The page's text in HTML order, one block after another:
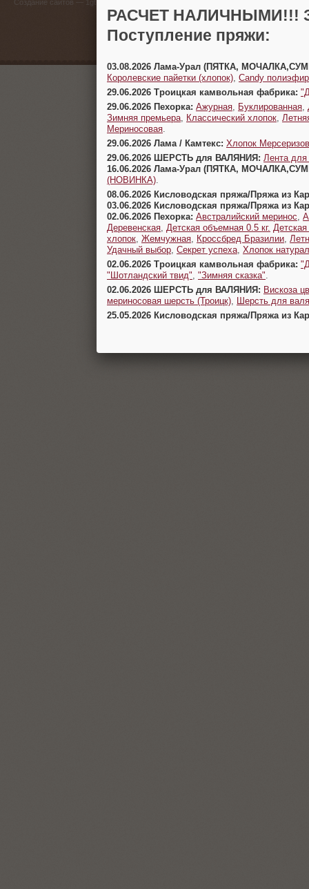
Создание сайтов — 1gt.ru (383)
г.
РАСЧЕТ НАЛИЧНЫМИ!!!
Поступление пряжи:
03.08.2026 Лама-Урал (ПЯТКА,
Королевские пайетки (хлопок) Candy
29.06.2026 Троицкая камвольная фабрика:
29.06.2026 Пехорка: Ажурная Буклированная
Зимняя премьера
Классический хлопок
Мериносовая
29.06.2026 Лама / Камтекс: Хлопок
29.06.2026 ШЕРСТЬ для ВАЛЯНИЯ: Лента для
16.06.2026 Лама-Урал (ПЯТКА,
(НОВИНКА)
08.06.2026 Кисловодская пряжа/Пряжа из
03.06.2026 Кисловодская пряжа/Пряжа из
02.06.2026 Пехорка: Австралийский меринос
Деревенская Детская объемная 0.5 кг.
хлопок Жемчужная Кроссбред Бразилии
Удачный выбор Секрет успеха Хлопок
02.06.2026 Троицкая камвольная фабрика:
"Шотландский твид" "Зимняя сказка"
02.06.2026 ШЕРСТЬ для ВАЛЯНИЯ: Вискоза
мериносовая шерсть (Троицк)
Шерсть для
25.05.2026 Кисловодская пряжа/Пряжа из